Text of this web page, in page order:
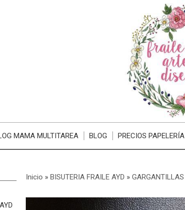
MAMA MULTITAREA BLOG PRECIOS PAPELERÍA
Inicio » BISUTERIA FRAILE AYD » GARGANTILLAS